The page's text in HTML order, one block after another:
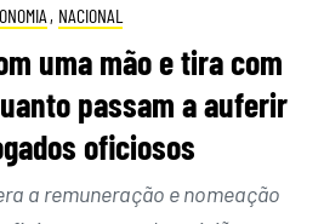
, NACIONAL
uma mão e tira com
passam a auferir
oficiosos
a remuneração e nomeação